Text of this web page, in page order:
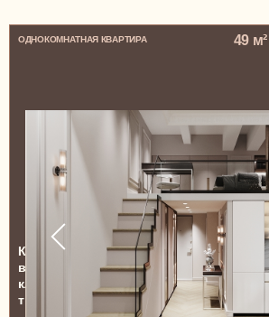
49 м²
Квартира в апарт-комплексе Loftec,
воздушная и мягкая, с нотками
классицизма и отдельной комнатой для
творчества Ани
ОДНОКОМНАТНАЯ КВАРТИРА